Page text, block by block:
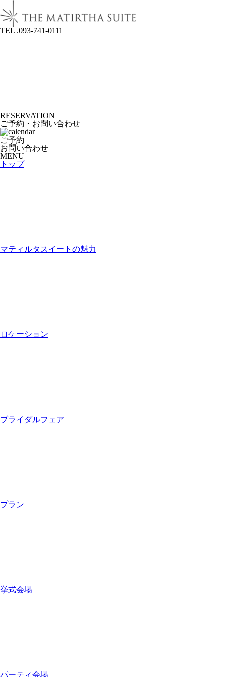
TEL .093-741-0111
RESERVATION
ご予約・お問い合わせ
ご予約
お問い合わせ
MENU
トップ
マティルタスイートの魅力
ロケーション
ブライダルフェア
プラン
挙式会場
パーティ会場